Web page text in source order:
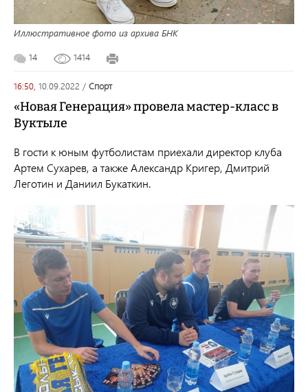
Иллюстративное фото из архива БНК
14 1414
16:50, 10.09.2022 / спорт
«Новая Генерация» провела мастер-класс в
Вуктыле
В гости к юным футболистам приехали директор клуба
Артем Сухарев, а также Александр Кригер, Дмитрий
Леготин и Даниил Букаткин.